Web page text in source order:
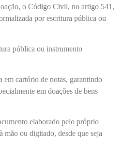
o Código Civil, no artigo 541,
por escritura pública ou
pública ou instrumento
em cartório de notas, garantindo
em doações de bens
elaborado pelo próprio
mão ou digitado, desde que seja